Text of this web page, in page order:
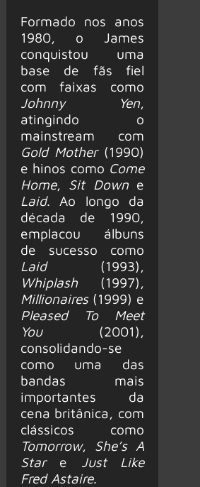
Formado nos anos
1980, o James
conquistou uma
base de fãs fiel
com faixas como
Johnny Yen
atingindo o
mainstream com
Gold Mother(1990)
e hinos como Come
Home, Sit Downe
Laid. Ao longo da
década de 1990,
emplacou álbuns
de sucesso como
Laid(1993),
Whiplash(1997),
Millionaires(1999) e
Pleased To Meet
You(2001),
consolidando-se
como uma das
bandas mais
importantes da
cena britânica, com
clássicos como
Tomorrow,
She’s A
Stare
Just Like
Fred Astaire.